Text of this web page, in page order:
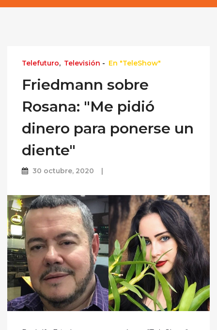
Telefuturo, Televisión - En "TeleShow"
Friedmann sobre
Rosana: "Me pidió
dinero para ponerse un
diente"
30 octubre, 2020